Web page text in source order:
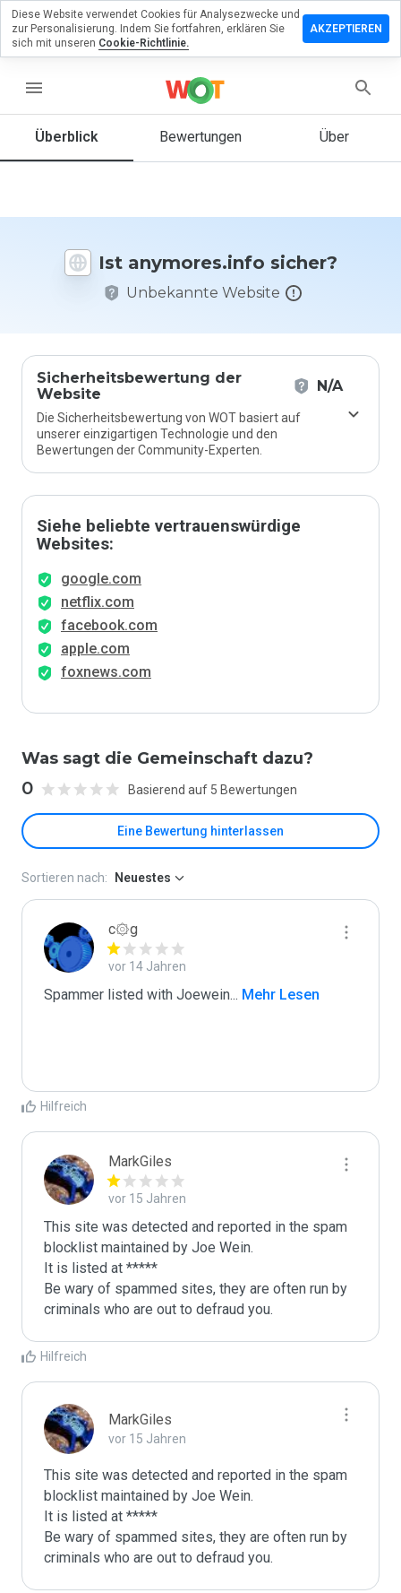
menu
Überblick Bewertungen Über
Ist anymores.info sicher?
Unbekannte Website
Sicherheitsbewertung der
Website
N/A
Die Sicherheitsbewertung von WOT basiert auf
unserer einzigartigen Technologie und den
Bewertungen der Community-Experten.
Siehe beliebte vertrauenswürdige
Websites:
google.com
netflix.com
facebook.com
apple.com
foxnews.com
Was sagt die Gemeinschaft dazu?
0 Basierend auf 5 Bewertungen
Eine Bewertung hinterlassen
zu
Sie diese
auf einer
Skala von
Sortieren nach: Neuestes
c۞g
vor 14 Jahren
Spammer listed with Joewein... Mehr Lesen
Hilfreich
MarkGiles
vor 15 Jahren
This site was detected and reported in the spam
blocklist maintained by Joe Wein.
It is listed at *****
Be wary of spammed sites, they are often run by
criminals who are out to defraud you.
Hilfreich
MarkGiles
vor 15 Jahren
This site was detected and reported in the spam
blocklist maintained by Joe Wein.
It is listed at *****
Be wary of spammed sites, they are often run by
criminals who are out to defraud you.
Diese Website verwendet Cookies für Analysezwecke und
zur Personalisierung. Indem Sie fortfahren, erklären Sie
sich mit unseren Cookie-Richtlinie.
AKZEPTIEREN